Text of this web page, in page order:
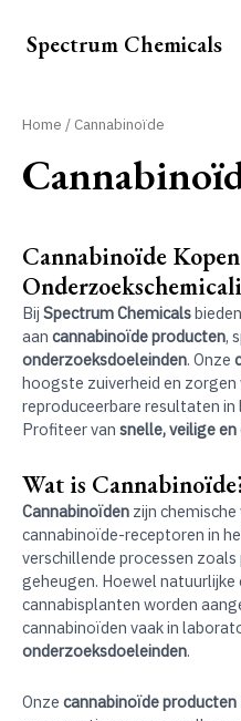
naarSpectrum Chemicals
Home / Cannabinoïde
Cannabinoïde
Bij Spectrum Chemicals
aan cannabinoïde producten,
onderzoeksdoeleinden. Onze
hoogste zuiverheid en
reproduceerbare resultaten
Profiteer van snelle, veilige
Wat is
Cannabinoïden zijn
cannabinoïde-receptoren in
verschillende processen
geheugen. Hoewel natuurlijke
cannabisplanten worden
cannabinoïden vaak in
onderzoeksdoeleinden.
Onze cannabinoïde producten